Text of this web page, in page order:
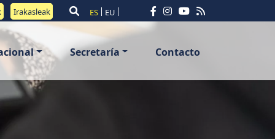
Irakasleak ES EU
Secretaría Contacto